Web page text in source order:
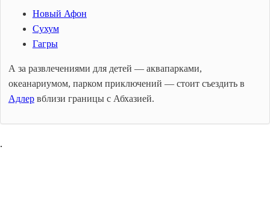
Новый Афон
Сухум
Гагры
А за развлечениями для детей — аквапарками,
океанариумом, парком приключений — стоит съездить в
Адлервблизи границы с Абхазией.
.